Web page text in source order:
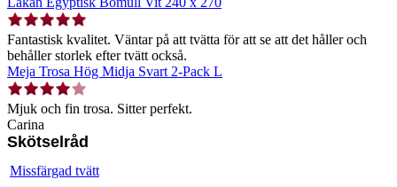
Fantastisk kvalitet. Väntar på att tvätta för att se att det håller och
behåller storlek efter tvätt också.
Meja Trosa Hög Midja Svart 2-Pack L
Mjuk och fin trosa. Sitter perfekt.
Carina
Skötselråd
Missfärgad tvätt